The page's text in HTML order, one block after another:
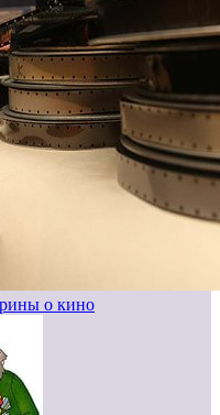
о кино